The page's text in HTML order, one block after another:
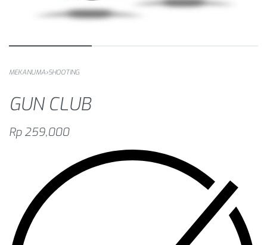
MEKANUMA›SHOOTING
GUN CLUB
Rp 259,000